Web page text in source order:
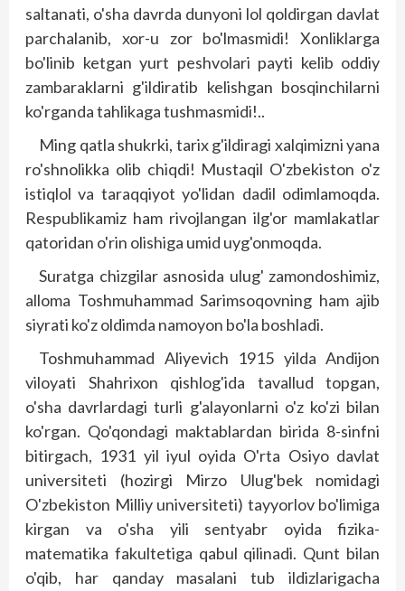
saltanati, o'sha davrda dunyoni lol qoldirgan davlat
parchalanib, xor-u zor bo'lmasmidi! Xonliklarga
bo'linib ketgan yurt peshvolari payti kelib oddiy
zambaraklarni g'ildiratib kelishgan bosqinchilarni
ko'rganda tahlikaga tushmasmidi!..
Ming qatla shukrki, tarix g'ildiragi xalqimizni yana
ro'shnolikka olib chiqdi! Mustaqil O'zbekiston o'z
istiqlol va taraqqiyot yo'lidan dadil odimlamoqda.
Respublikamiz ham rivojlangan ilg'or mamlakatlar
qatoridan o'rin olishiga umid uyg'onmoqda.
Suratga chizgilar asnosida ulug' zamondoshimiz,
alloma Toshmuhammad Sarimsoqovning ham ajib
siyrati ko'z oldimda namoyon bo'la boshladi.
Toshmuhammad Aliyevich 1915 yilda Andijon
viloyati Shahrixon qishlog'ida tavallud topgan,
o'sha davrlardagi turli g'alayonlarni o'z ko'zi bilan
ko'rgan. Qo'qondagi maktablardan birida 8-sinfni
bitirgach, 1931 yil iyul oyida O'rta Osiyo davlat
universiteti (hozirgi Mirzo Ulug'bek nomidagi
O'zbekiston Milliy universiteti) tayyorlov bo'limiga
kirgan va o'sha yili sentyabr oyida fizika-
matematika fakultetiga qabul qilinadi. Qunt bilan
o'qib, har qanday masalani tub ildizlarigacha